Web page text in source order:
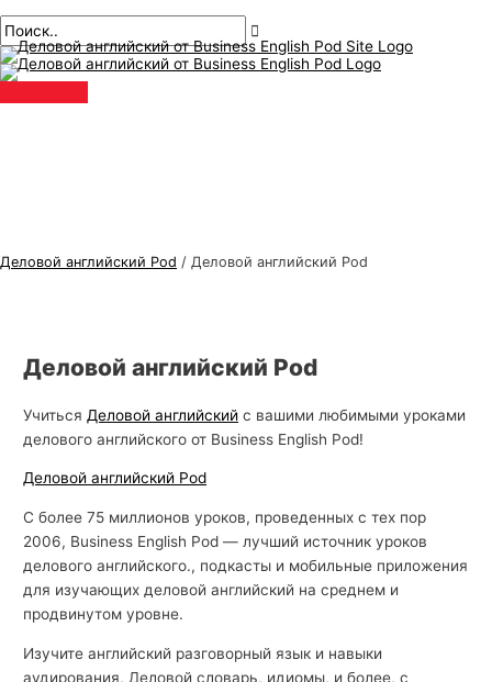
к
содержанию
меню
Деловой английский Pod / Деловой английский Pod
Деловой английский Pod
Учиться Деловой английский с вашими любимыми уроками
делового английского от Business English Pod!
Деловой английский Pod
С более 75 миллионов уроков, проведенных с тех пор
2006, Business English Pod — лучший источник уроков
делового английского., подкасты и мобильные приложения
для изучающих деловой английский на среднем и
продвинутом уровне.
Изучите английский разговорный язык и навыки
аудирования, Деловой словарь, идиомы, и более, с
почта*
Т
е
м
ы
а
и
й
с
к
И
с
к
а